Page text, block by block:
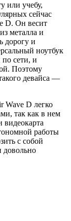
или учебу,
сейчас
D. Он весит
металла и
дорогу и
ноутбук
по сети, и
Поэтому
девайса —
Wave D легко
так как в нем
видеокарта
работы
с собой
довольно